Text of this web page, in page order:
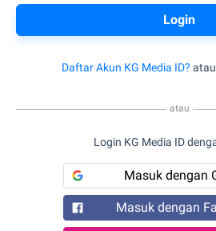
Daftar Akun KG Media ID? atau
atau
Login KG Media ID
Masuk dengan
Masuk dengan